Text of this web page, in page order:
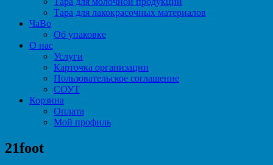
Тара для лакокрасочных материалов
ЧаВо
Об упаковке
О нас
Услуги
Карточка организации
Пользовательское соглашение
СОУТ
Корзина
Оплата
Мой профиль
21foot